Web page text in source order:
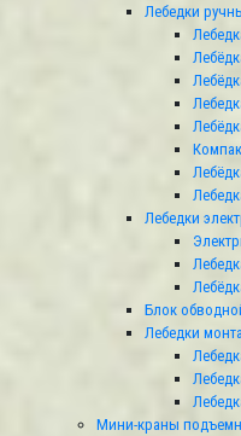
Лебедки
Лебедки
Блок
Лебедки
Мини-краны